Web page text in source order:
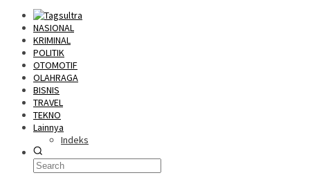
NASIONAL
KRIMINAL
POLITIK
OTOMOTIF
OLAHRAGA
BISNIS
TRAVEL
TEKNO
Lainnya
Indeks